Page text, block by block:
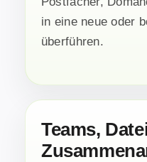
in eine neue oder
überführen.
Teams,